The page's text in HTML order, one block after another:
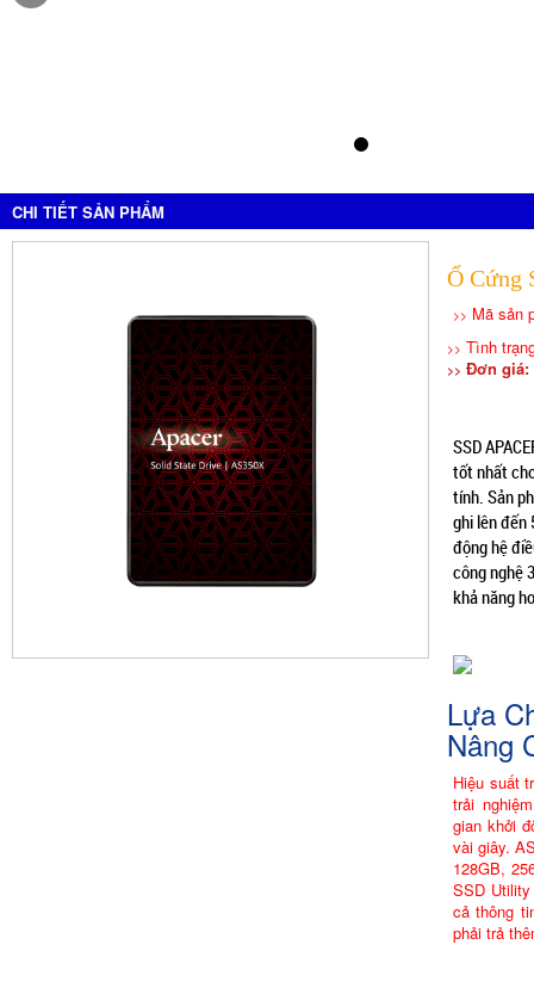
CHI TIẾT SẢN PHẨM
Ổ Cứng
>> Mã sản
>> Tình
>> Đơn giá:
SSD
tốt nhất
tính. Sản
ghi lên
động hệ
công nghệ
khả năng
Lựa
Nâng
Hiệu suất
trải
gian khởi
vài giây.
128GB,
SSD
cả thông
phải trả